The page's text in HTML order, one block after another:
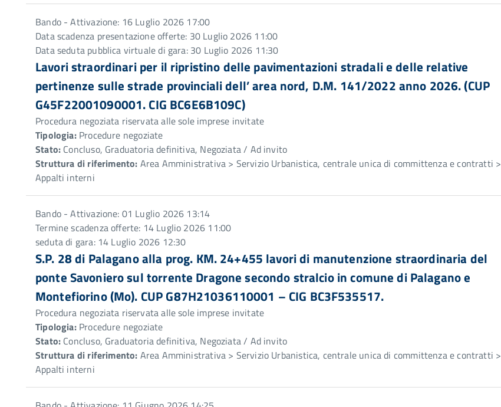
Bando - Attivazione: 16 Luglio 2026 17:00
Data scadenza presentazione offerte: 30 Luglio 2026 11:00
Data seduta pubblica virtuale di gara: 30 Luglio 2026 11:30
Lavori straordinari per il ripristino delle pavimentazioni stradali e delle relative
pertinenze sulle strade provinciali dell’ area nord, D.M. 141/2022 anno 2026. (CUP
G45F22001090001. CIG BC6E6B109C)
Procedura negoziata riservata alle sole imprese invitate
Tipologia:Procedure negoziate
Stato: Concluso, Graduatoria definitiva, Negoziata / Ad invito
Struttura di riferimento: Area Amministrativa > Servizio Urbanistica, centrale unica di committenza e contratti >
Appalti interni
Bando - Attivazione: 01 Luglio 2026 13:14
Termine scadenza offerte: 14 Luglio 2026 11:00
seduta di gara: 14 Luglio 2026 12:30
S.P. 28 di Palagano alla prog. KM. 24+455 lavori di manutenzione straordinaria del
ponte Savoniero sul torrente Dragone secondo stralcio in comune di Palagano e
Montefiorino (Mo). CUP G87H21036110001 – CIG BC3F535517.
Procedura negoziata riservata alle sole imprese invitate
Tipologia:Procedure negoziate
Stato: Concluso, Graduatoria definitiva, Negoziata / Ad invito
Struttura di riferimento: Area Amministrativa > Servizio Urbanistica, centrale unica di committenza e contratti >
Appalti interni